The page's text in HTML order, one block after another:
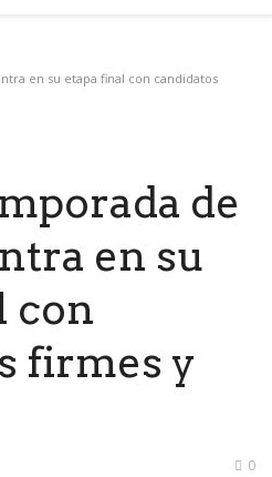
en su etapa final con candidatos
de
en su
con
firmes y
0